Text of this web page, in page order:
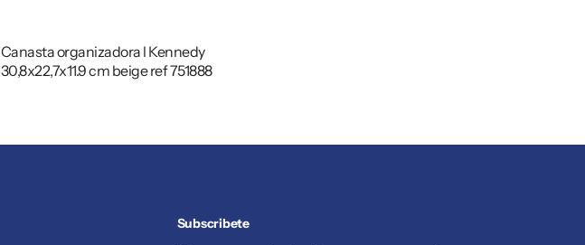
Canasta organizadora l Kennedy
30,8x22,7x11.9 cm beige ref 751888
Subscribete